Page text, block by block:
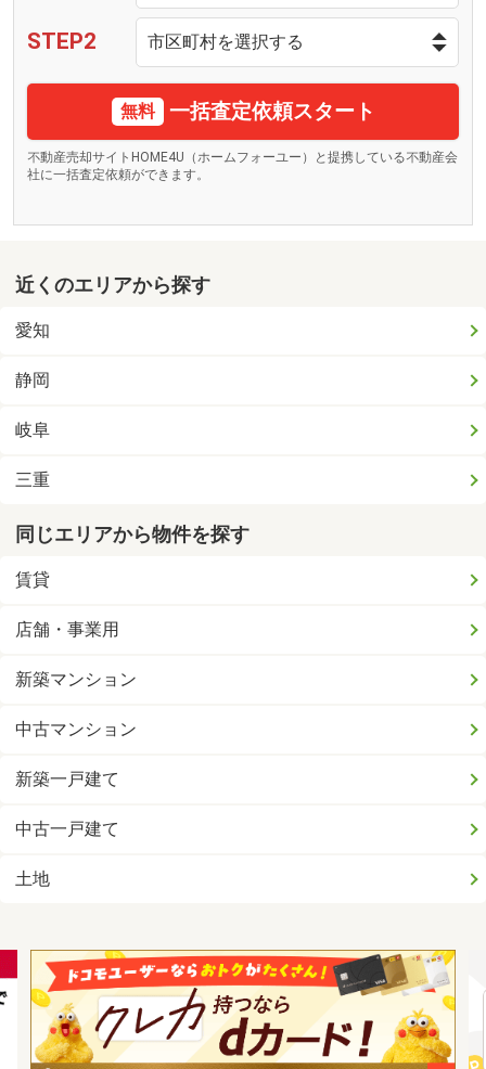
STEP2
無料 一括査定依頼スタート
不動産売却サイトHOME4U（ホームフォーユー）と提携している不動産会
社に一括査定依頼ができます。
近くのエリアから探す
愛知
静岡
岐阜
三重
同じエリアから物件を探す
賃貸
店舗・事業用
新築マンション
中古マンション
新築一戸建て
中古一戸建て
土地